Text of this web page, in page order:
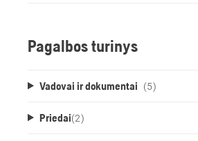
Pagalbos turinys
Vadovai ir dokumentai (5)
Priedai(2)